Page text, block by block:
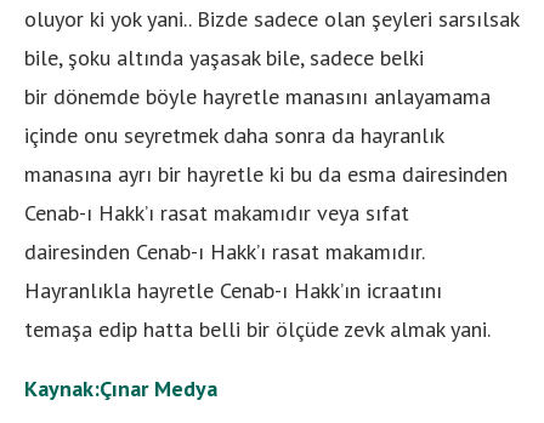
oluyor ki yok yani.. Bizde sadece olan şeyleri sarsılsak
bile, şoku altında yaşasak bile, sadece belki
bir dönemde böyle hayretle manasını anlayamama
içinde onu seyretmek daha sonra da hayranlık
manasına ayrı bir hayretle ki bu da esma dairesinden
Cenab-ı Hakk’ı rasat makamıdır veya sıfat
dairesinden Cenab-ı Hakk’ı rasat makamıdır.
Hayranlıkla hayretle Cenab-ı Hakk’ın icraatını
temaşa edip hatta belli bir ölçüde zevk almak yani.
Kaynak:Çınar Medya